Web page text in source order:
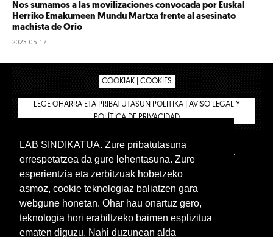
Nos sumamos a las movilizaciones convocada por Euskal
Herriko Emakumeen Mundu Martxa frente al asesinato
machista de Orio
2023-05-17
COOKIAK | COOKIES
LEGE OHARRA ETA PRIBATUTASUN POLITIKA | AVISO LEGAL Y
POLÍTICA DE PRIVACIDAD
BIZILAN.EUS
TIENDA
INTRANET 🔑
Euskera Castellano
LAB SINDIKATUA. Zure pribatutasuna
errespetatzea da gure lehentasuna. Zure
esperientzia eta zerbitzuak hobetzeko
asmoz, cookie teknologiaz baliatzen gara
webgune honetan. Ohar hau onartuz gero,
teknologia hori erabiltzeko baimen esplizitua
ematen diguzu. Nahi duzunean alda